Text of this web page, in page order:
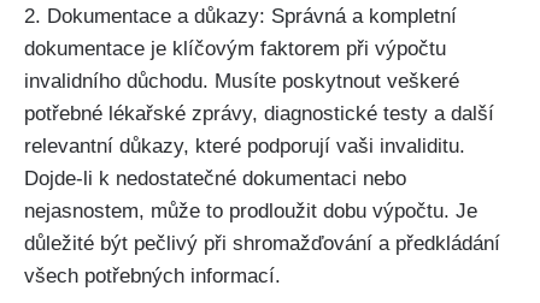
2. Dokumentace a důkazy: Správná a kompletní
dokumentace je klíčovým faktorem při výpočtu
invalidního důchodu. Musíte poskytnout veškeré
potřebné lékařské zprávy, diagnostické testy a další
relevantní důkazy, které podporují vaši invaliditu.
Dojde-li k nedostatečné dokumentaci nebo
nejasnostem, může to prodloužit dobu výpočtu. Je
důležité být pečlivý při shromažďování a předkládání
všech potřebných informací.